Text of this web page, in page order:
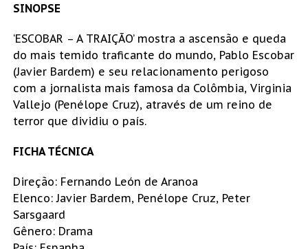
SINOPSE
‘ESCOBAR – A TRAIÇÃO’ mostra a ascensão e queda
do mais temido traficante do mundo, Pablo Escobar
(Javier Bardem) e seu relacionamento perigoso
com a jornalista mais famosa da Colômbia, Virginia
Vallejo (Penélope Cruz), através de um reino de
terror que dividiu o país.
FICHA TÉCNICA
Direção: Fernando León de Aranoa
Elenco: Javier Bardem, Penélope Cruz, Peter
Sarsgaard
Gênero: Drama